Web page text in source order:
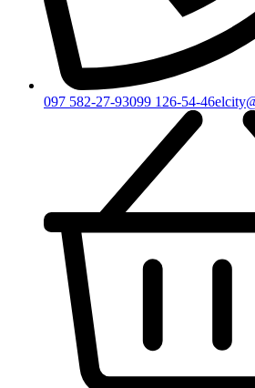
097 582-27-93099 126-54-46